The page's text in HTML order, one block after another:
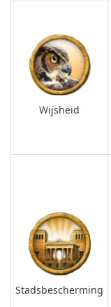
Wijsheid
Stadsbescherming